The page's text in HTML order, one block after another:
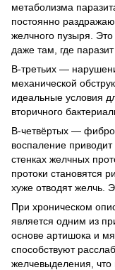
метаболизма
постоянно
желчного пузыря.
даже там, где
В-третьих —
механической
идеальные условия
вторичного
В-четвёртых —
воспаление
стенках желчных
протоки становятся
хуже отводят желчь.
При хроническом
является одним из
основе артишока и
способствуют
желчевыделения, что